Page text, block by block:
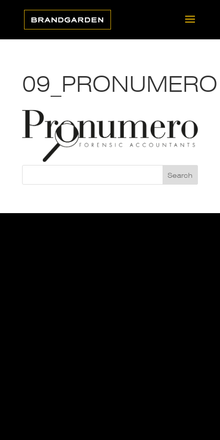
09_PRONUMERO